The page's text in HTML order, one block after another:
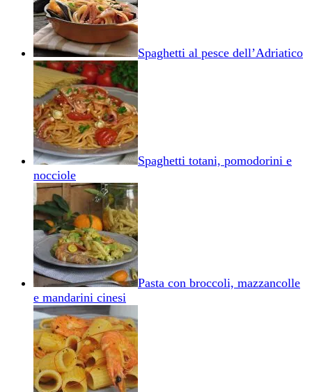
Spaghetti al pesce dell’Adriatico
Spaghetti totani, pomodorini e
nocciole
Pasta con broccoli, mazzancolle
e mandarini cinesi